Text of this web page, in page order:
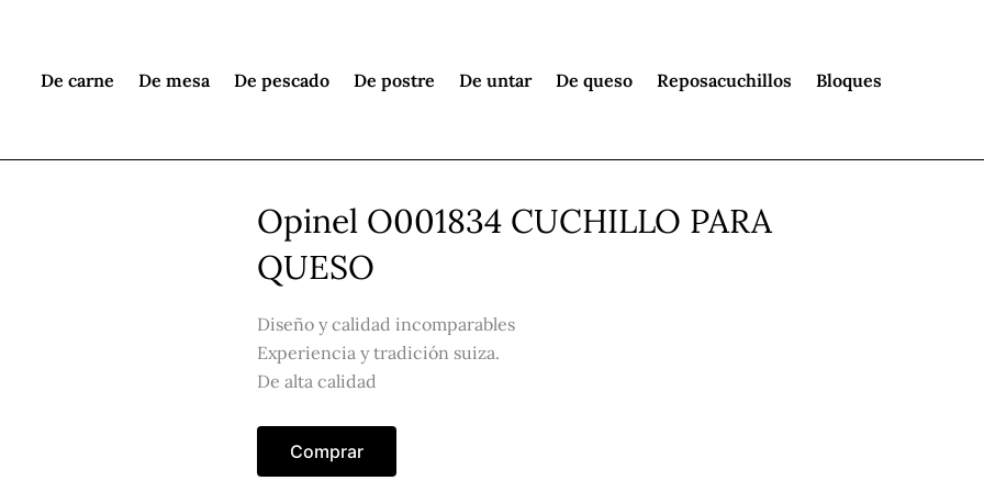
De carne De mesa De pescado De postre De untar De queso Reposacuchillos Bloques
Opinel O001834 CUCHILLO PARA
QUESO
Diseño y calidad incomparables
Experiencia y tradición suiza.
De alta calidad
Comprar